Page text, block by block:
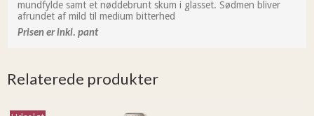
mundfylde samt et nøddebrunt skum i glasset. Sødmen bliver
afrundet af mild til medium bitterhed
Prisen er inkl. pant
Relaterede produkter